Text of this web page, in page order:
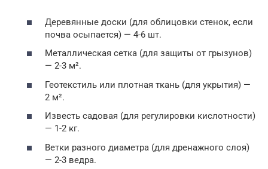
Деревянные доски (для облицовки стенок, если
почва осыпается) — 4-6 шт.
Металлическая сетка (для защиты от грызунов)
— 2-3 м².
Геотекстиль или плотная ткань (для укрытия) —
2 м².
Известь садовая (для регулировки кислотности)
— 1-2 кг.
Ветки разного диаметра (для дренажного слоя)
— 2-3 ведра.